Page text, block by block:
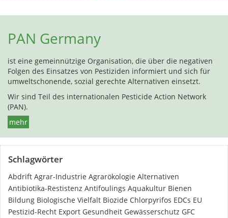
PAN Germany
ist eine gemeinnützige Organisation, die über die negativen
Folgen des Einsatzes von Pestiziden informiert und sich für
umweltschonende, sozial gerechte Alternativen einsetzt.
Wir sind Teil des internationalen Pesticide Action Network
(PAN).
mehr
Schlagwörter
Abdrift Agrar-Industrie Agrarökologie Alternativen
Antibiotika-Restistenz Antifoulings Aquakultur Bienen
Bildung Biologische Vielfalt Biozide Chlorpyrifos EDCs EU
Pestizid-Recht Export Gesundheit Gewässerschutz GFC